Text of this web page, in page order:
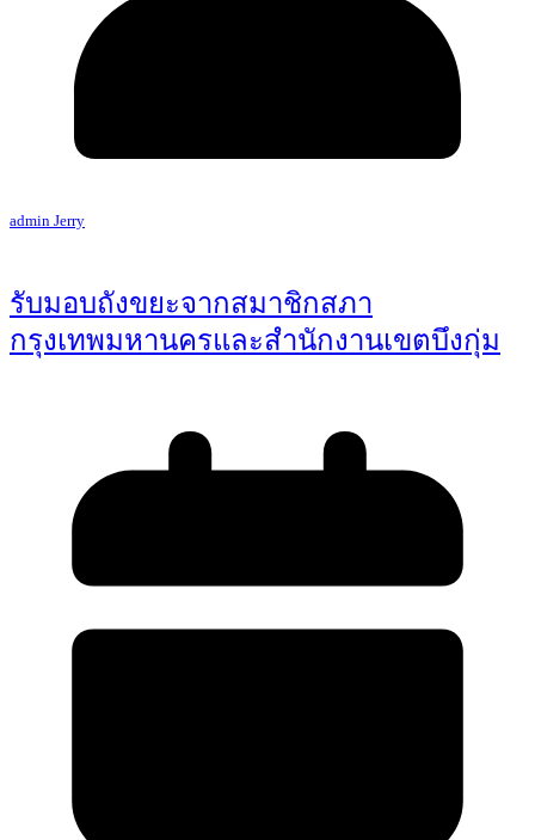
admin Jerry
รับมอบถังขยะจากสมาชิกสภา
กรุงเทพมหานครและสำนักงานเขตบึงกุ่ม